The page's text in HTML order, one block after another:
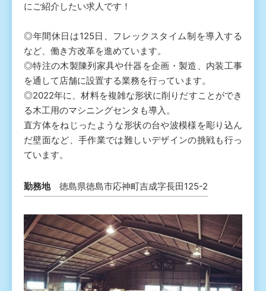
にご紹介したい求人です！
◎年間休日は125日、フレックスタイム制を導入する
など、働き方改革を進めています。
◎特注の木製陳列家具や什器を企画・製造、内装工事
を通して店舗に設置する業務を行っています。
◎2022年に、材料を複雑な形状に削りだすことができ
る木工用のマシニングセンタも導入。
直方体をねじったような形状の台や波模様を彫り込ん
だ壁面など、手作業では難しいデザインの挑戦も行っ
ています。
勤務地 徳島県徳島市応神町吉成字長田125-2